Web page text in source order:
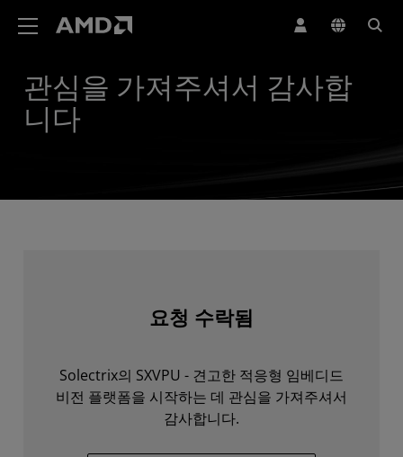
관심을 가져주셔서 감사합
니다
요청 수락됨
Solectrix의 SXVPU - 견고한 적응형 임베디드
비전 플랫폼을 시작하는 데 관심을 가져주셔서
감사합니다.